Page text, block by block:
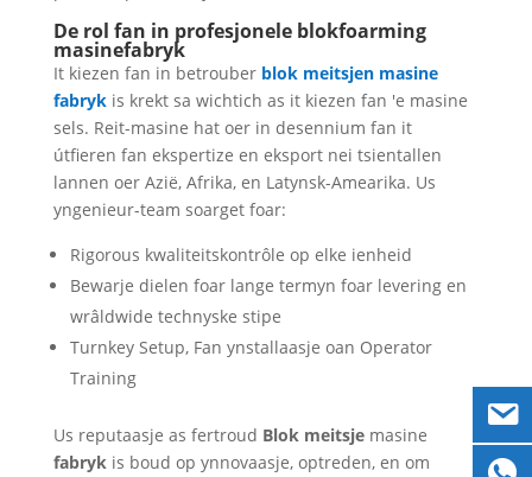
De rol fan in profesjonele blokfoarming
masinefabryk
It kiezen fan in betrouber blok meitsjen masine
fabrykis krekt sa wichtich as it kiezen fan 'e masine
sels. Reit-masine hat oer in desennium fan it
útfieren fan ekspertize en eksport nei tsientallen
lannen oer Azië, Afrika, en Latynsk-Amearika. Us
yngenieur-team soarget foar:
Rigorous kwaliteitskontrôle op elke ienheid
Bewarje dielen foar lange termyn foar levering en
wrâldwide technyske stipe
Turnkey Setup, Fan ynstallaasje oan Operator
Training
Us reputaasje as fertroud Blok meitsje masine
fabrykis boud op ynnovaasje, optreden, en om